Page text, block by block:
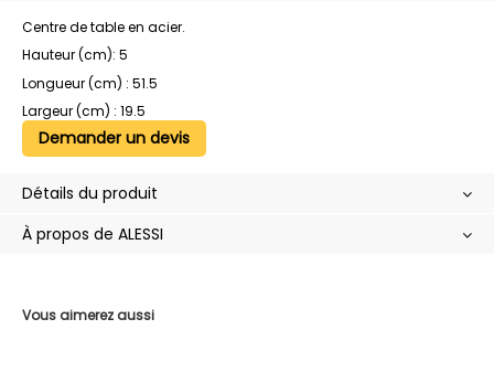
Vous aimerez aussi
Centre de table en acier.
Hauteur (cm): 5
Longueur (cm) : 51.5
Largeur (cm) : 19.5
Demander un devis
Détails du produit
À propos de ALESSI